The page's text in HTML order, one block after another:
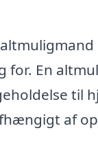
for. En
til
af